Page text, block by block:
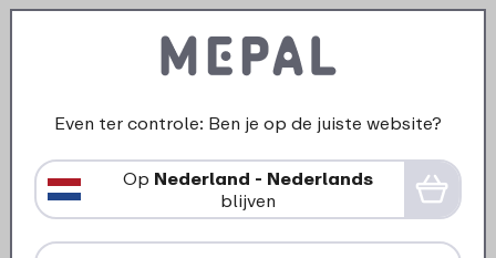
Onderdelen voor dit product
Even ter controle: Ben je op de juiste website?
Op Nederland - Nederlands
blijven